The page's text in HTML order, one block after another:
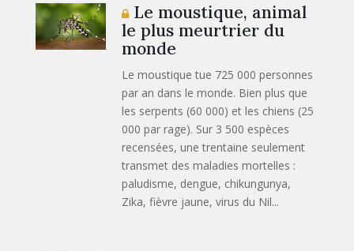
Le moustique, animal
le plus meurtrier du
monde
Le moustique tue 725 000 personnes
par an dans le monde. Bien plus que
les serpents (60 000) et les chiens (25
000 par rage). Sur 3 500 espèces
recensées, une trentaine seulement
transmet des maladies mortelles :
paludisme, dengue, chikungunya,
Zika, fièvre jaune, virus du Nil...